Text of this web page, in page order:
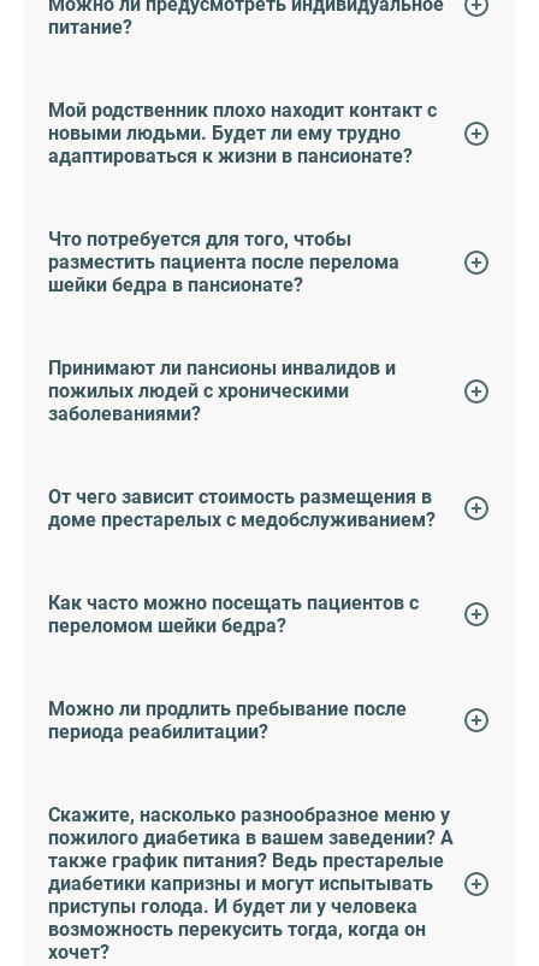
Можно ли предусмотреть индивидуальное
питание?
Мой родственник плохо находит контакт с
новыми людьми. Будет ли ему трудно
адаптироваться к жизни в пансионате?
Что потребуется для того, чтобы
разместить пациента после перелома
шейки бедра в пансионате?
Принимают ли пансионы инвалидов и
пожилых людей с хроническими
заболеваниями?
От чего зависит стоимость размещения в
доме престарелых с медобслуживанием?
Как часто можно посещать пациентов с
переломом шейки бедра?
Можно ли продлить пребывание после
периода реабилитации?
Скажите, насколько разнообразное меню у
пожилого диабетика в вашем заведении? А
также график питания? Ведь престарелые
диабетики капризны и могут испытывать
приступы голода. И будет ли у человека
возможность перекусить тогда, когда он
хочет?